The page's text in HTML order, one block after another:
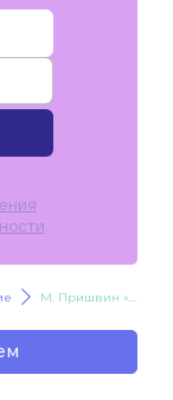
М. Пришвин «Моя Родина»